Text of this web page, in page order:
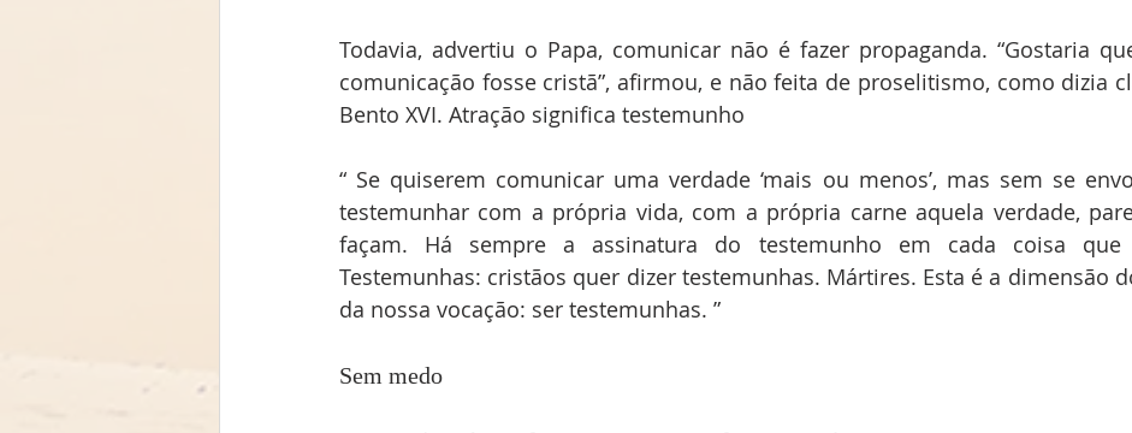
Todavia, advertiu o Papa, comunicar não é fazer propaganda. “Gostaria
comunicação fosse cristã”, afirmou, e não feita de proselitismo, como dizia
Bento XVI. Atração significa testemunho
“ Se quiserem comunicar uma verdade ‘mais ou menos’, mas sem se
testemunhar com a própria vida, com a própria carne aquela verdade,
façam. Há sempre a assinatura do testemunho em cada coisa que
Testemunhas: cristãos quer dizer testemunhas. Mártires. Esta é a dimensão
da nossa vocação: ser testemunhas. ”
Sem medo